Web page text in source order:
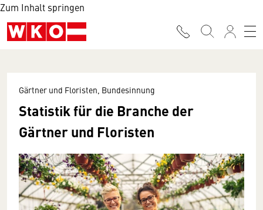
Zum Inhalt springen
Gärtner und Floristen, Bundesinnung
Statistik für die Branche der
Gärtner und Floristen